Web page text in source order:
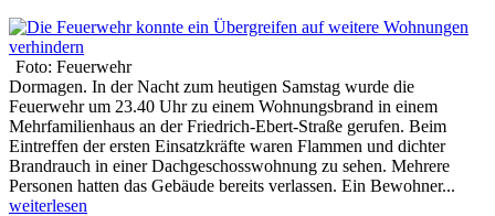
Foto: Feuerwehr
Dormagen. In der Nacht zum heutigen Samstag wurde die
Feuerwehr um 23.40 Uhr zu einem Wohnungsbrand in einem
Mehrfamilienhaus an der Friedrich-Ebert-Straße gerufen. Beim
Eintreffen der ersten Einsatzkräfte waren Flammen und dichter
Brandrauch in einer Dachgeschosswohnung zu sehen. Mehrere
Personen hatten das Gebäude bereits verlassen. Ein Bewohner...
weiterlesen